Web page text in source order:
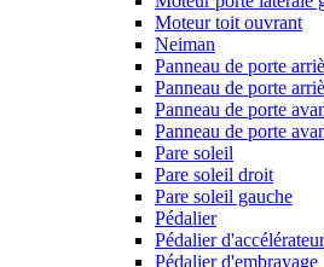
Moteur toit ouvrant
Neiman
Panneau de porte
Panneau de porte
Panneau de porte
Panneau de porte
Pare soleil
Pare soleil droit
Pare soleil gauche
Pédalier
Pédalier d'accélérateur
Pédalier d'embrayage